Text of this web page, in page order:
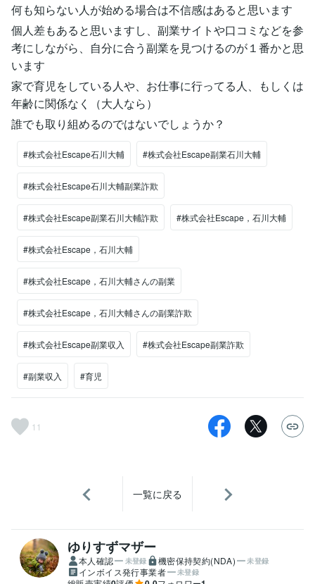
何も知らない人が始める場合は不信感はあると思います
個人差もあると思いますし、副業サイトや口コミなどを参
考にしながら、自分に合う副業を見つけるのが１番かと思
います
家で育児をしている人や、お仕事に行ってる人、もしくは
年齢に関係なく（大人なら）
誰でも取り組めるのではないでしょうか？
#株式会社Escape石川大輔 #株式会社Escape副業石川大輔
#株式会社Escape石川大輔副業詐欺
#株式会社Escape副業石川大輔詐欺 #株式会社Escape，石川大輔
#株式会社Escape，石川大輔
#株式会社Escape，石川大輔さんの副業
#株式会社Escape，石川大輔さんの副業詐欺
#株式会社Escape副業収入 #株式会社Escape副業詐欺
#副業収入 #育児
11
一覧に戻る
ゆりすずマザー
本人確認 未登録 機密保持契約(NDA) 未登録
インボイス発行事業者 未登録